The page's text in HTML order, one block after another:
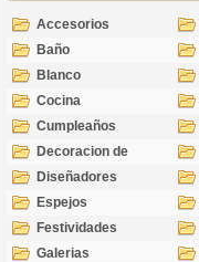
Accesorios
Baño
Blanco
Cocina
Cumpleaños
Decoracion de
Interiores
Diseñadores
Espejos
Festividades
Galerias